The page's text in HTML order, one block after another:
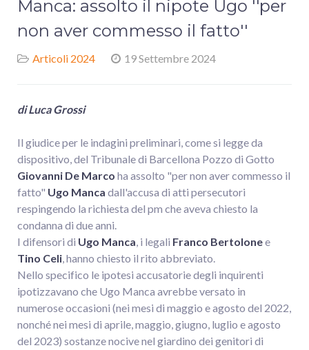
Manca: assolto il nipote Ugo ''per
non aver commesso il fatto''
Articoli 2024 19 Settembre 2024
di Luca Grossi
Il giudice per le indagini preliminari, come si legge da
dispositivo, del Tribunale di Barcellona Pozzo di Gotto
Giovanni De Marco ha assolto "per non aver commesso il
fatto" Ugo Manca dall'accusa di atti persecutori
respingendo la richiesta del pm che aveva chiesto la
condanna di due anni.
I difensori di Ugo Manca, i legali Franco Bertolonee
Tino Celi, hanno chiesto il rito abbreviato.
Nello specifico le ipotesi accusatorie degli inquirenti
ipotizzavano che Ugo Manca avrebbe versato in
numerose occasioni (nei mesi di maggio e agosto del 2022,
nonché nei mesi di aprile, maggio, giugno, luglio e agosto
del 2023) sostanze nocive nel giardino dei genitori di